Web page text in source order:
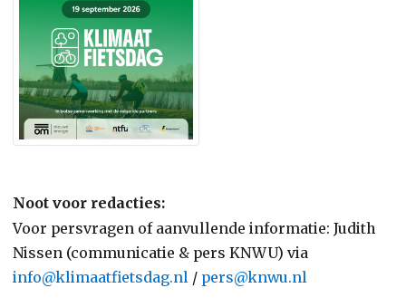
Noot voor redacties:
Voor persvragen of aanvullende informatie: Judith
Nissen (communicatie & pers KNWU) via
info@klimaatfietsdag.nl / pers@knwu.nl